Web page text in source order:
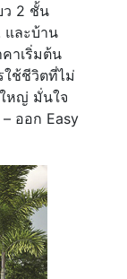
ว 2 ชั้น
และบ้าน
าเริ่มต้น
ใช้ชีวิตที่ไม่
หญ่ มั่นใจ
ออก Easy